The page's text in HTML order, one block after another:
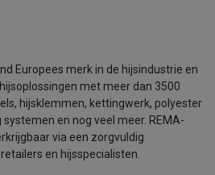
Europees merk in de hijsindustrie en
met meer dan 3500
hijsklemmen, kettingwerk, polyester
en nog veel meer. REMA-
via een zorgvuldig
en hijsspecialisten.